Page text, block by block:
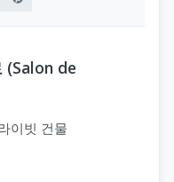
de
이빗 건물